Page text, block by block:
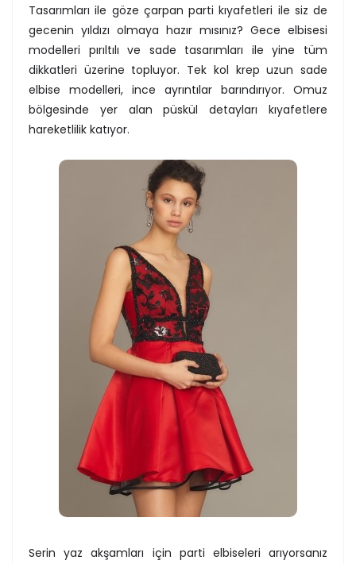
Tasarımları ile göze çarpan parti kıyafetleri ile siz de
gecenin yıldızı olmaya hazır mısınız? Gece elbisesi
modelleri pırıltılı ve sade tasarımları ile yine tüm
dikkatleri üzerine topluyor. Tek kol krep uzun sade
elbise modelleri, ince ayrıntılar barındırıyor. Omuz
bölgesinde yer alan püskül detayları kıyafetlere
hareketlilik katıyor.
Serin yaz akşamları için parti elbiseleri arıyorsanız